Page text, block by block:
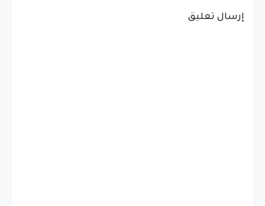
إرسال تعليق